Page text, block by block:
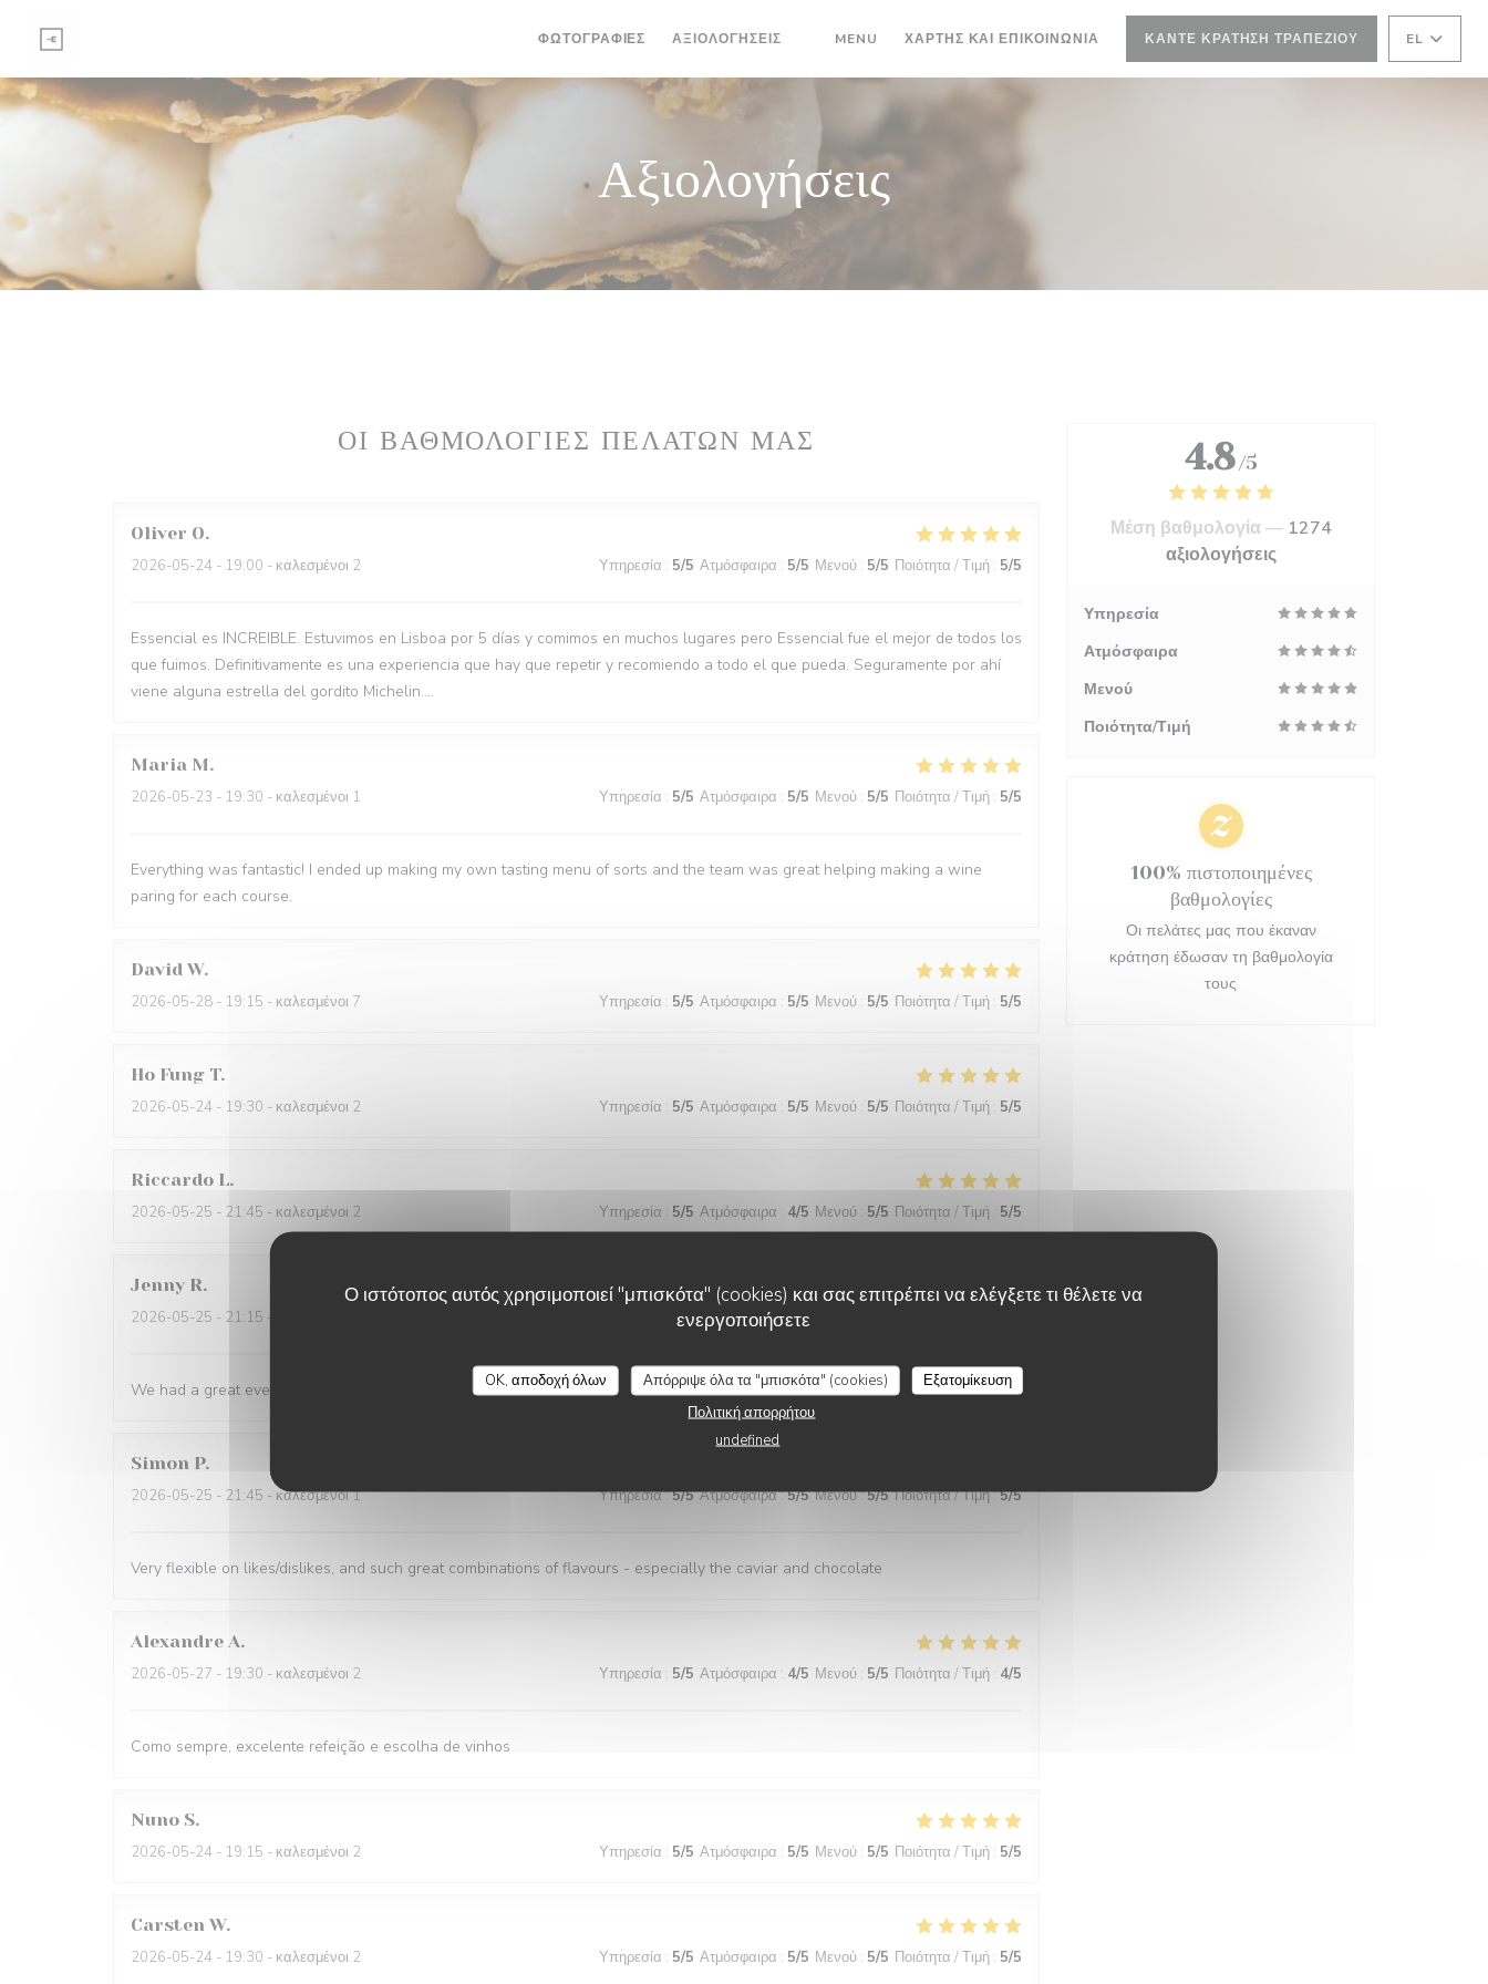
Ο ιστότοπος αυτός χρησιμοποιεί "μπισκότα" (cookies) και σας επιτρέπει να ελέγξετε τι θέλετε να
ενεργοποιήσετε
OK, αποδοχή όλων Απόρριψε όλα τα "μπισκότα" (cookies)
Εξατομίκευση
Πολιτική απορρήτου
undefined
ΦΩΤΟΓΡΑΦΊΕΣ ΑΞΙΟΛΟΓΉΣΕΙΣ MENU ((ΑΝΟΊΓΕΙ ΣΕ ΝΈΟ ΠΑΡΆΘΥΡΟ))
ΧΆΡΤΗΣ ΚΑΙ ΕΠΙΚΟΙΝΩΝΊΑ ΚΆΝΤΕ ΚΡΆΤΗΣΗ ΤΡΑΠΕΖΙΟΎ EL
Αξιολογήσεις
ΟΙ ΒΑΘΜΟΛΟΓΊΕΣ ΠΕΛΑΤΏΝ ΜΑΣ
Oliver O
2026-05-24 - 19:00 - καλεσμένοι 2 Υπηρεσία : 5/5 Ατμόσφαιρα : 5/5 Μενού : 5/5 Ποιότητα / Τιμή : 5/5
Essencial es INCREIBLE. Estuvimos en Lisboa por 5 días y comimos en muchos lugares pero Essencial fue el mejor de todos los
que fuimos. Definitivamente es una experiencia que hay que repetir y recomiendo a todo el que pueda. Seguramente por ahí
viene alguna estrella del gordito Michelin....
Maria M
2026-05-23 - 19:30 - καλεσμένοι 1 Υπηρεσία : 5/5 Ατμόσφαιρα : 5/5 Μενού : 5/5 Ποιότητα / Τιμή : 5/5
Everything was fantastic! I ended up making my own tasting menu of sorts and the team was great helping making a wine
paring for each course.
David W
2026-05-28 - 19:15 - καλεσμένοι 7 Υπηρεσία : 5/5 Ατμόσφαιρα : 5/5 Μενού : 5/5 Ποιότητα / Τιμή : 5/5
Ho Fung T
2026-05-24 - 19:30 - καλεσμένοι 2 Υπηρεσία : 5/5 Ατμόσφαιρα : 5/5 Μενού : 5/5 Ποιότητα / Τιμή : 5/5
Riccardo L
2026-05-25 - 21:45 - καλεσμένοι 2 Υπηρεσία : 5/5 Ατμόσφαιρα : 4/5 Μενού : 5/5 Ποιότητα / Τιμή : 5/5
Jenny R
2026-05-25 - 21:15 - καλεσμένοι 2 5/5 Ατμόσφαιρα:5/5
We had a great evening at Essencial. The staff was wonderful and the food was excellent!
Simon P
2026-05-25 - 21:45 - καλεσμένοι 1 Υπηρεσία:5/5 Ατμόσφαιρα:5/5 Μενού:5/5 Ποιότητα / Τιμή:5/5
Very flexible on likes/dislikes, and such great combinations of flavours - especially the caviar and chocolate
Alexandre A
2026-05-27 - 19:30 - καλεσμένοι 2 Υπηρεσία : 5/5 Ατμόσφαιρα : 4/5 Μενού : 5/5 Ποιότητα / Τιμή : 4/5
Como sempre, excelente refeição e escolha de vinhos
Nuno S
2026-05-24 - 19:15 - καλεσμένοι 2 Υπηρεσία : 5/5 Ατμόσφαιρα : 5/5 Μενού : 5/5 Ποιότητα / Τιμή : 5/5
Carsten W
2026-05-24 - 19:30 - καλεσμένοι 2 Υπηρεσία : 5/5 Ατμόσφαιρα : 5/5 Μενού : 5/5 Ποιότητα / Τιμή : 5/5
4.8 /5
Μέση βαθμολογία — 1274
αξιολογήσεις
Υπηρεσία
Ατμόσφαιρα
Μενού
Ποιότητα/Τιμή
100% πιστοποιημένες
βαθμολογίες
Οι πελάτες μας που έκαναν
κράτηση έδωσαν τη βαθμολογία
τους